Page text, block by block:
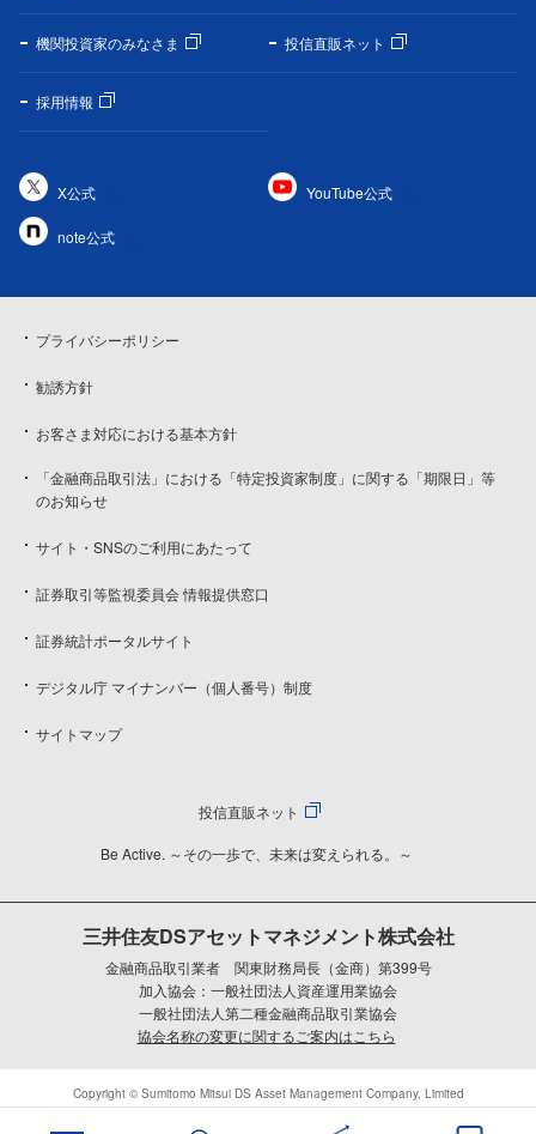
機関投資家のみなさま 投信直販ネット
採用情報
X公式 YouTube公式
note公式
プライバシーポリシー
勧誘方針
お客さま対応における基本方針
「金融商品取引法」における「特定投資家制度」に関する「期限日」等
のお知らせ
サイト・SNSのご利用にあたって
証券取引等監視委員会 情報提供窓口
証券統計ポータルサイト
デジタル庁 マイナンバー（個人番号）制度
サイトマップ
投信直販ネット
Be Active. ～その一歩で、未来は変えられる。～
三井住友DSアセットマネジメント株式会社
金融商品取引業者 関東財務局長（金商）第399号
加入協会：一般社団法人資産運用業協会
一般社団法人第二種金融商品取引業協会
協会名称の変更に関するご案内はこちら
Copyright © Sumitomo Mitsui DS Asset Management Company, Limited